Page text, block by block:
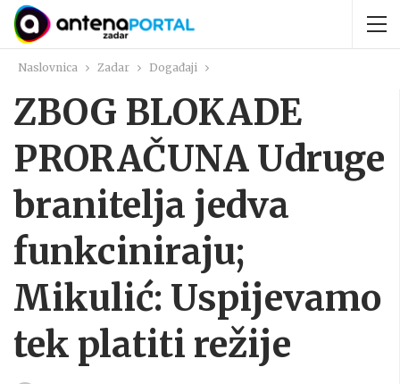
Naslovnica Zadar Događaji
ZBOG BLOKADE
PRORAČUNA Udruge
branitelja jedva
funkciniraju;
Mikulić: Uspijevamo
tek platiti režije